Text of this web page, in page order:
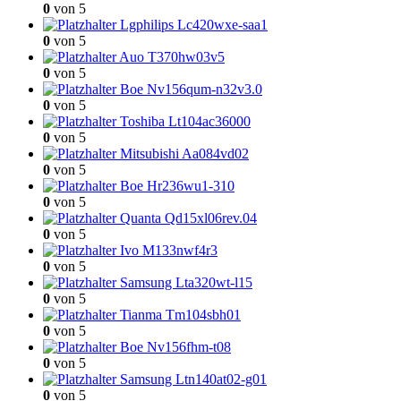
0 von 5
Lgphilips Lc420wxe-saa1
0 von 5
Auo T370hw03v5
0 von 5
Boe Nv156qum-n32v3.0
0 von 5
Toshiba Lt104ac36000
0 von 5
Mitsubishi Aa084vd02
0 von 5
Boe Hr236wu1-310
0 von 5
Quanta Qd15xl06rev.04
0 von 5
Ivo M133nwf4r3
0 von 5
Samsung Lta320wt-l15
0 von 5
Tianma Tm104sbh01
0 von 5
Boe Nv156fhm-t08
0 von 5
Samsung Ltn140at02-g01
0 von 5